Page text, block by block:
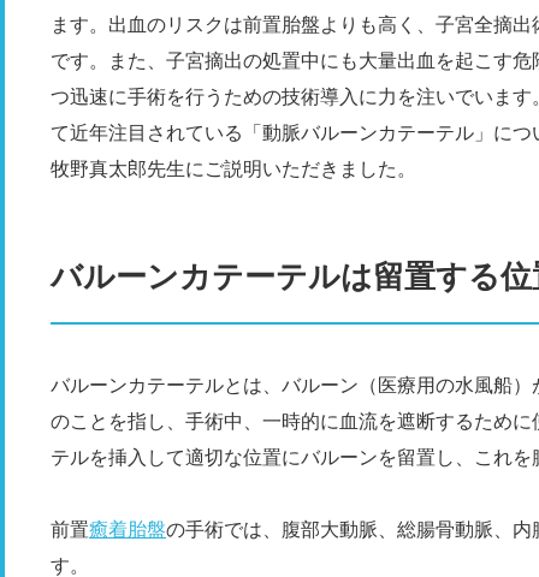
ます。出血のリスクは前置胎盤よりも高く、子宮全摘
です。また、子宮摘出の処置中にも大量出血を起こす
つ迅速に手術を行うための技術導入に力を注いでいま
て近年注目されている「動脈バルーンカテーテル」に
牧野真太郎先生にご説明いただきました。
バルーンカテーテルは留置する
バルーンカテーテルとは、バルーン（医療用の水風船
のことを指し、手術中、一時的に血流を遮断するため
テルを挿入して適切な位置にバルーンを留置し、これ
前置癒着胎盤の手術では、腹部大動脈、総腸骨動脈、
す。